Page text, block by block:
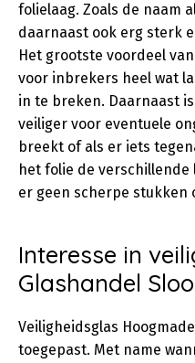
folielaag. Zoals de naam
daarnaast ook erg sterk
Het grootste voordeel
voor inbrekers heel wat
in te breken. Daarnaast
veiliger voor eventuele
breekt of als er iets
het folie de verschillende
er geen scherpe stukken
Interesse in
Glashandel
Veiligheidsglas
toegepast. Met name